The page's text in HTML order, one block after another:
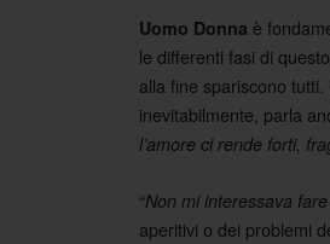
Uomo Donna è
le differenti fasi di
alla fine spariscono
inevitabilmente, parla
l’amore ci rende forti,
“Non mi interessava
aperitivi o dei problemi